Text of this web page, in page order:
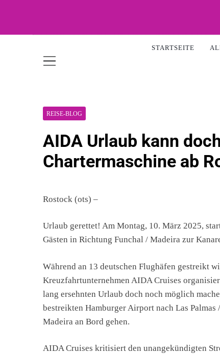
STARTSEITE
REISE-BLOG
AIDA Urlaub kann
Chartermaschine ab
Rostock (ots) –
Urlaub gerettet! Am Montag, 10. März 2025,
Gästen in Richtung Funchal / Madeira zur
Während an 13 deutschen Flughäfen gestreikt
Kreuzfahrtunternehmen AIDA Cruises
lang ersehnten Urlaub doch noch möglich
bestreikten Hamburger Airport nach Las
Madeira an Bord gehen.
AIDA Cruises kritisiert den unangekündigten